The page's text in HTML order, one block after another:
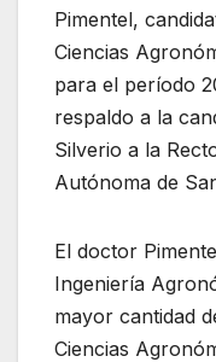
Pimentel,
Ciencias
para el período
respaldo a la
Silverio a la
Autónoma de
El doctor
Ingeniería
mayor cantidad
Ciencias